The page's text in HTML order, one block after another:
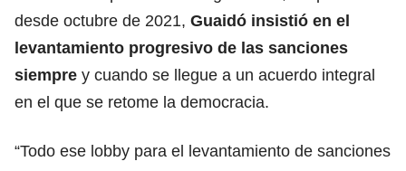
desde octubre de 2021, Guaidó insistió en el
levantamiento progresivo de las sanciones
siempre y cuando se llegue a un acuerdo integral
en el que se retome la democracia.
“Todo ese lobby para el levantamiento de sanciones